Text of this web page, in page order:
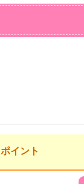
ポイント